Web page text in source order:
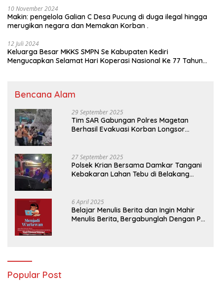
10 November 2024
Makin: pengelola Galian C Desa Pucung di duga ilegal hingga
merugikan negara dan Memakan Korban .
12 Juli 2024
Keluarga Besar MKKS SMPN Se Kabupaten Kediri
Mengucapkan Selamat Hari Koperasi Nasional Ke 77 Tahun
Bencana Alam
29 September 2025
Tim SAR Gabungan Polres Magetan
Berhasil Evakuasi Korban Longsor
27 September 2025
Polsek Krian Bersama Damkar Tangani
Kebakaran Lahan Tebu di Belakang
6 April 2025
Belajar Menulis Berita dan Ingin Mahir
Menulis Berita, Bergabunglah Dengan PT
Popular Post